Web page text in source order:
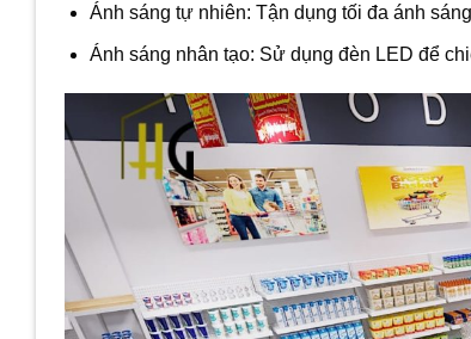
Ánh sáng tự nhiên: Tận dụng tối đa ánh
Ánh sáng nhân tạo: Sử dụng đèn LED để